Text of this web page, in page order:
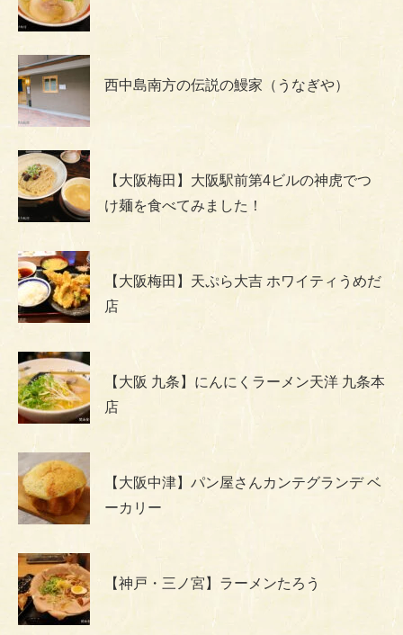
西中島南方の伝説の鰻家（うなぎや）
【大阪梅田】大阪駅前第4ビルの神虎でつ
け麺を食べてみました！
【大阪梅田】天ぷら大吉 ホワイティうめだ
店
【大阪 九条】にんにくラーメン天洋 九条本
店
【大阪中津】パン屋さんカンテグランデ ベ
ーカリー
【神戸・三ノ宮】ラーメンたろう